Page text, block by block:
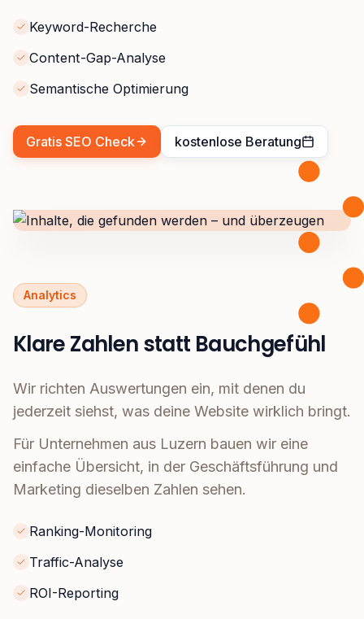
Keyword-Recherche
Content-Gap-Analyse
Semantische Optimierung
Gratis SEO Check kostenlose Beratung
Analytics
Klare Zahlen statt Bauchgefühl
Wir richten Auswertungen ein, mit denen du
jederzeit siehst, was deine Website wirklich bringt.
Für Unternehmen aus Luzern bauen wir eine
einfache Übersicht, in der Geschäftsführung und
Marketing dieselben Zahlen sehen.
Ranking-Monitoring
Traffic-Analyse
ROI-Reporting